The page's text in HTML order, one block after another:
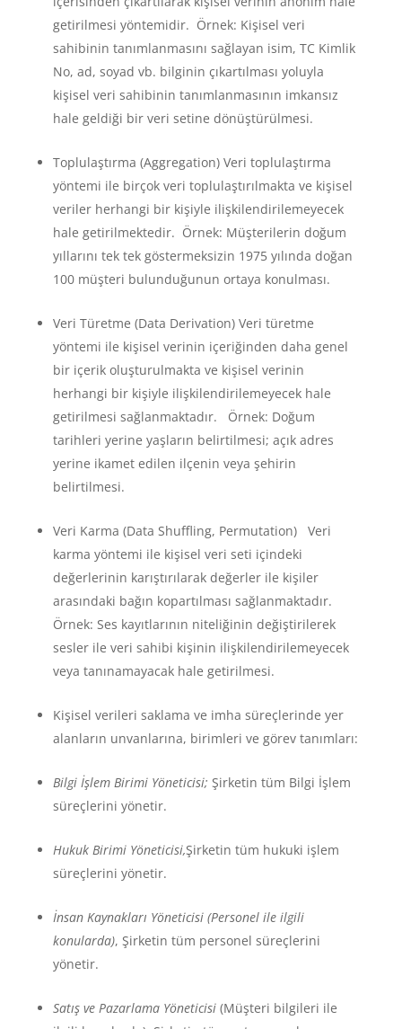
getirilmesi yöntemidir. Örnek: Kişisel veri
sahibinin tanımlanmasını sağlayan isim, TC Kimlik
No, ad, soyad vb. bilginin çıkartılması yoluyla
kişisel veri sahibinin tanımlanmasının imkansız
hale geldiği bir veri setine dönüştürülmesi.
Toplulaştırma (Aggregation) Veri toplulaştırma
yöntemi ile birçok veri toplulaştırılmakta ve kişisel
veriler herhangi bir kişiyle ilişkilendirilemeyecek
hale getirilmektedir. Örnek: Müşterilerin doğum
yıllarını tek tek göstermeksizin 1975 yılında doğan
100 müşteri bulunduğunun ortaya konulması.
Veri Türetme (Data Derivation) Veri türetme
yöntemi ile kişisel verinin içeriğinden daha genel
bir içerik oluşturulmakta ve kişisel verinin
herhangi bir kişiyle ilişkilendirilemeyecek hale
getirilmesi sağlanmaktadır. Örnek: Doğum
tarihleri yerine yaşların belirtilmesi; açık adres
yerine ikamet edilen ilçenin veya şehirin
belirtilmesi.
Veri Karma (Data Shuffling, Permutation) Veri
karma yöntemi ile kişisel veri seti içindeki
değerlerinin karıştırılarak değerler ile kişiler
arasındaki bağın kopartılması sağlanmaktadır.
Örnek: Ses kayıtlarının niteliğinin değiştirilerek
sesler ile veri sahibi kişinin ilişkilendirilemeyecek
veya tanınamayacak hale getirilmesi.
Kişisel verileri saklama ve imha süreçlerinde yer
alanların unvanlarına, birimleri ve görev tanımları:
Bilgi İşlem Birimi Yöneticisi; Şirketin tüm Bilgi İşlem
süreçlerini yönetir.
Hukuk Birimi Yöneticisi,Şirketin tüm hukuki işlem
süreçlerini yönetir.
İnsan Kaynakları Yöneticisi (Personel ile ilgili
konularda), Şirketin tüm personel süreçlerini
yönetir.
Satış ve Pazarlama Yöneticisi(Müşteri bilgileri ile